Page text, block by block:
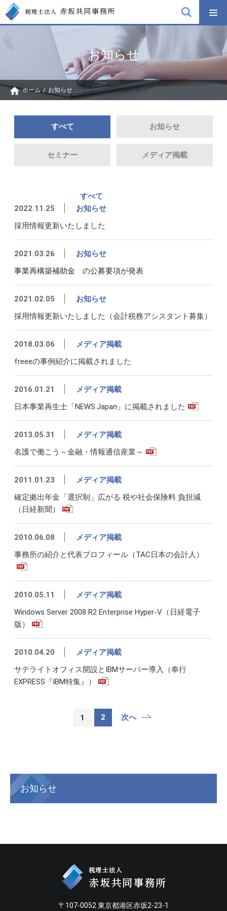
お知らせ
ホーム / お知らせ
すべて お知らせ
セミナー メディア掲載
2022.11.25
すべて
お知らせ
採用情報更新いたしました
2021.03.26 お知らせ
事業再構築補助金　の公募要項が発表
2021.02.05
お知らせ
採用情報更新いたしました（会計税務アシスタント募集）
2018.03.06
メディア掲載
freeeの事例紹介に掲載されました
2016.01.21
メディア掲載
日本事業再生士「NEWS.Japan」に掲載されました
2013.05.31
メディア掲載
名護で働こう～金融・情報通信産業～
2011.01.23
メディア掲載
確定拠出年金「選択制」広がる 税や社会保険料 負担減
（日経新聞）
2010.06.08
メディア掲載
事務所の紹介と代表プロフィール（TAC日本の会計人）
2010.05.11
メディア掲載
Windows Server 2008 R2 Enterprise Hyper-V（日経電子
版）
2010.04.20
メディア掲載
サテライトオフィス開設とIBMサーバー導入（奉行
EXPRESS『IBM特集』）
1 2 次へ
お知らせ
〒107-0052 東京都港区赤坂2-23-1